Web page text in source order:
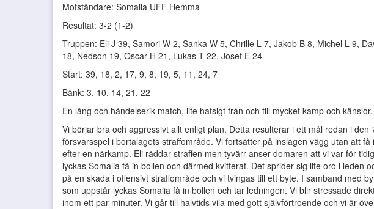
Motståndare: Somalia UFF Hemma
Resultat: 3-2 (1-2)
Truppen: Eli J 39, Samori W 2, Sanka W 5, Chrille L 7, Jakob B 8, Michel L 9,
18, Nedson 19, Oscar H 21, Lukas T 22, Josef E 24
Start: 39, 18, 2, 17, 9, 8, 19, 5, 11, 24, 7
Bänk: 3, 10, 14, 21, 22
En lång och händelserik match, lite hafsigt från och till mycket kamp och känslor.
Vi börjar bra och aggressivt allt enligt plan. Detta resulterar i ett mål redan i
försvarsspel i bortalagets straffområde. Vi fortsätter på inslagen vägg utan att
efter en närkamp. Eli räddar straffen men tyvärr anser domaren att vi var för
lyckas Somalia få in bollen och därmed kvitterat. Det sprider sig lite oro i leden
på en skada i offensivt straffområde och vi tvingas till ett byte. I samband med
som uppstår lyckas Somalia få in bollen och tar ledningen. Vi blir stressade
inom ett par minuter. Vi går till halvtids vila med gott självförtroende och vi är